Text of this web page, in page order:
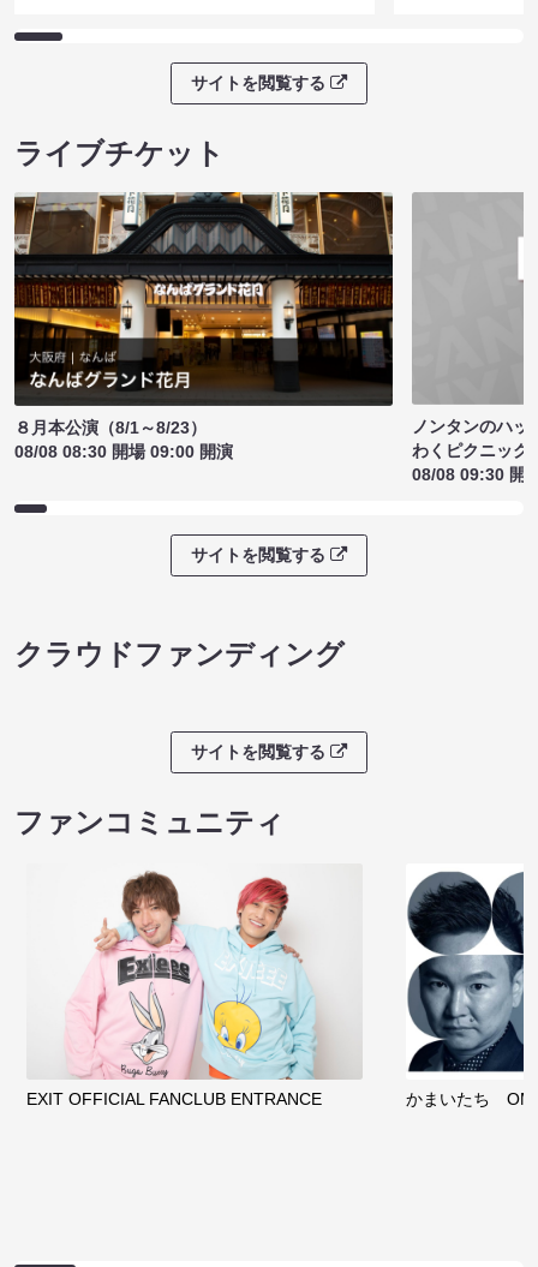
サイトを閲覧する
ライブチケット
８月本公演（8/1～8/23）
08/08 08:30 開場 09:00 開演
ノンタンのハッ
わくピクニック
08/08 09:30 開
サイトを閲覧する
クラウドファンディング
サイトを閲覧する
ファンコミュニティ
EXIT OFFICIAL FANCLUB ENTRANCE かまいたち